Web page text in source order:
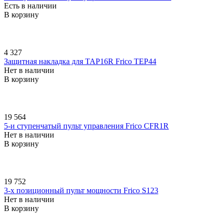
Есть в наличии
В корзину
4 327
Защитная накладка для TAP16R Frico TEP44
Нет в наличии
В корзину
19 564
5-и ступенчатый пульт управления Frico CFR1R
Нет в наличии
В корзину
19 752
3-х позиционный пульт мощности Frico S123
Нет в наличии
В корзину